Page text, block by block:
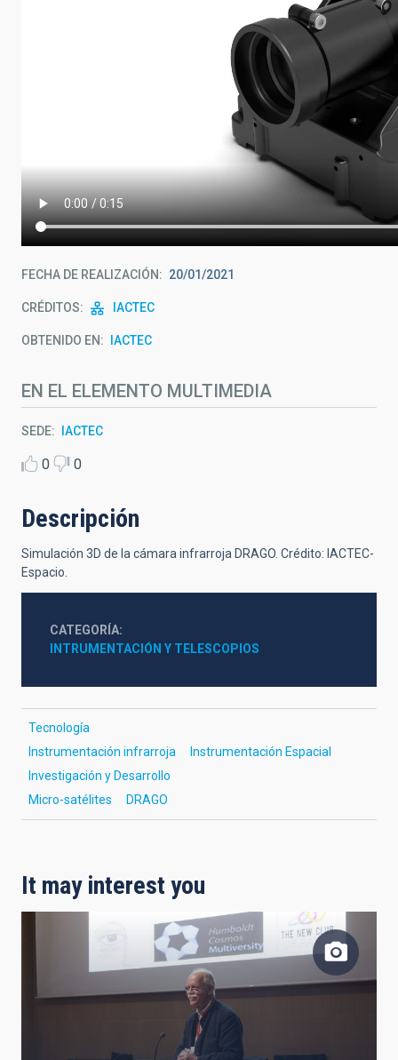
FECHA DE REALIZACIÓN 20/01/2021
CRÉDITOS IACTEC
OBTENIDO EN IACTEC
EN EL ELEMENTO MULTIMEDIA
SEDE IACTEC
0 0
Descripción
Simulación 3D de la cámara infrarroja DRAGO. Crédito: IACTEC-
Espacio.
CATEGORÍA
INTRUMENTACIÓN Y TELESCOPIOS
Tecnología
Instrumentación infrarroja
Instrumentación Espacial
Investigación y Desarrollo
Micro-satélites
DRAGO
It may interest you